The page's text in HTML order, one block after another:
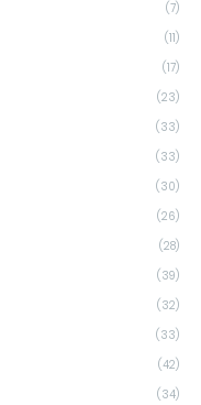
(7)
(11)
(17)
(23)
(33)
(33)
(30)
(26)
(28)
(39)
(32)
(33)
(42)
(34)